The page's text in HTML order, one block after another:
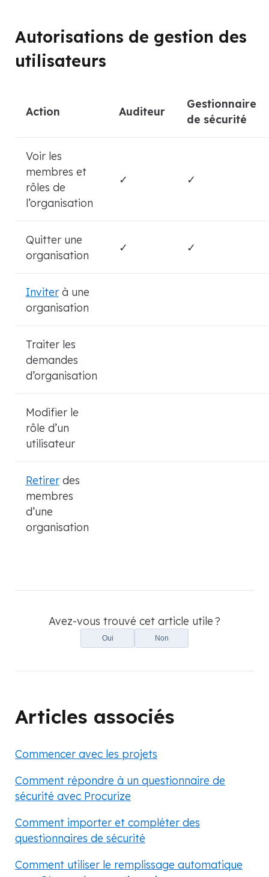
Autorisations de gestion des
utilisateurs
Action Auditeur
Gestionnaire
de sécurité
Voir les
membres et
rôles de
l’organisation
✓ ✓
Quitter une
organisation
✓ ✓
Inviterà une
organisation
Traiter les
demandes
d’organisation
Modifier le
rôle d’un
utilisateur
Retirerdes
membres
d’une
organisation
Avez-vous trouvé cet article utile ?
Oui Non
Articles associés
Commencer avec les projets
Comment répondre à un questionnaire de
sécurité avec Procurize
Comment importer et compléter des
questionnaires de sécurité
Comment utiliser le remplissage automatique